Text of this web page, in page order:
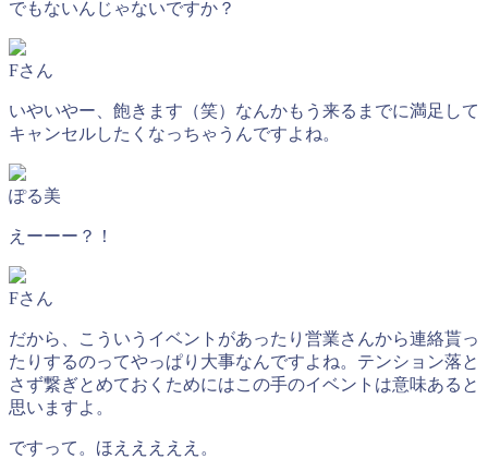
でもないんじゃないですか？
Fさん
いやいやー、飽きます（笑）なんかもう来るまでに満足して
キャンセルしたくなっちゃうんですよね。
ぽる美
えーーー？！
Fさん
だから、こういうイベントがあったり営業さんから連絡貰っ
たりするのってやっぱり大事なんですよね。テンション落と
さず繋ぎとめておくためにはこの手のイベントは意味あると
思いますよ。
ですって。ほえええええ。